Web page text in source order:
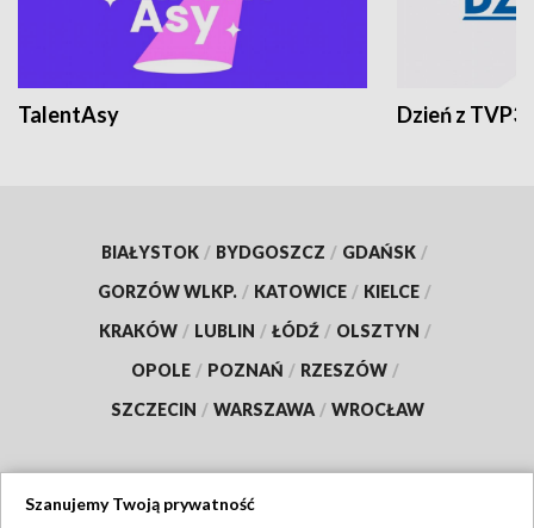
TalentAsy Dzień z TVP3
BIAŁYSTOK / BYDGOSZCZ / GDAŃSK /
GORZÓW WLKP. / KATOWICE / KIELCE /
KRAKÓW / LUBLIN / ŁÓDŹ / OLSZTYN /
OPOLE / POZNAŃ / RZESZÓW /
SZCZECIN / WARSZAWA / WROCŁAW
Szanujemy Twoją prywatność